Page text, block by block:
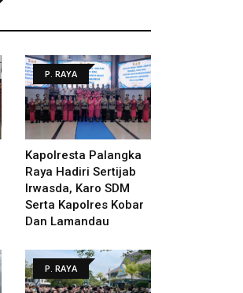
P. RAYA
Kapolresta Palangka
Raya Hadiri Sertijab
Irwasda, Karo SDM
Serta Kapolres Kobar
Dan Lamandau
P. RAYA